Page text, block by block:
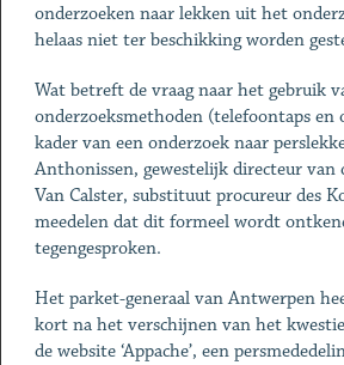
onderzoeken naar lekken uit het
helaas niet ter beschikking worden
Wat betreft de vraag naar het gebruik
onderzoeksmethoden (telefoontaps en
kader van een onderzoek naar
Anthonissen, gewestelijk directeur van
Van Calster, substituut procureur des
meedelen dat dit formeel wordt
tegengesproken.
Het parket-generaal van Antwerpen
kort na het verschijnen van het
de website ‘Appache’, een